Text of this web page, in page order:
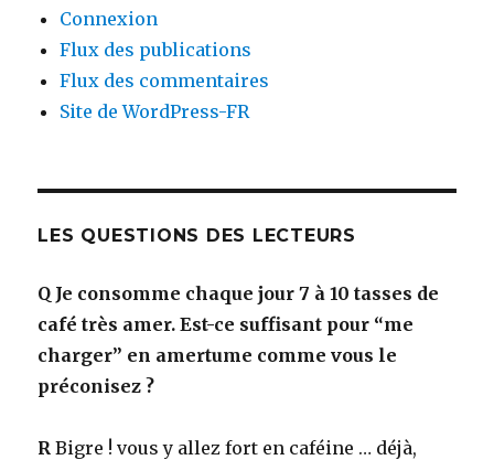
Connexion
Flux des publications
Flux des commentaires
Site de WordPress-FR
LES QUESTIONS DES LECTEURS
Q Je consomme chaque jour 7 à 10 tasses de
café très amer. Est-ce suffisant pour “me
charger” en amertume comme vous le
préconisez ?
RBigre ! vous y allez fort en caféine … déjà,